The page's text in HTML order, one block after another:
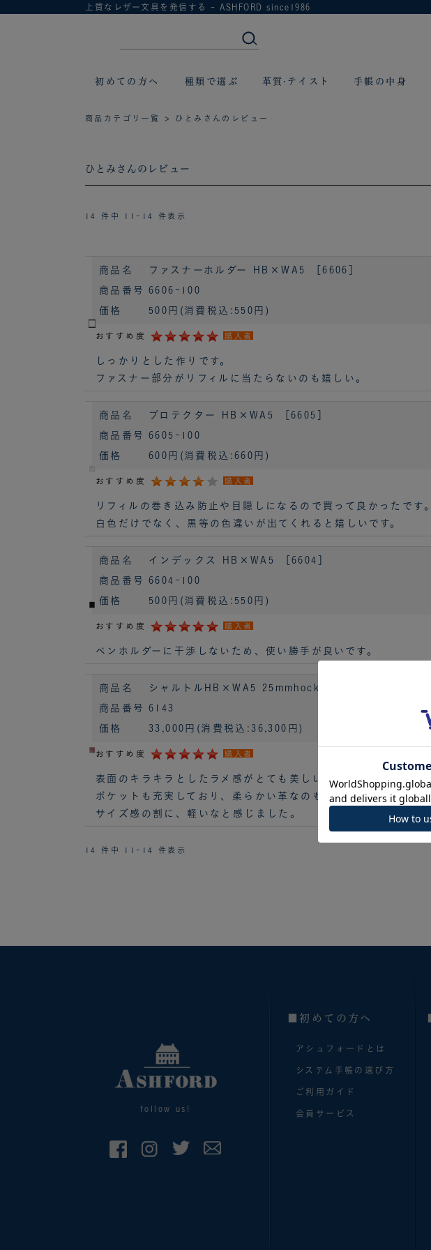
上質なレザー文具を発信する - ASHFORD since1986
初めての方へ 種類で選ぶ 革質·テイスト 手帳の中身
商品カテゴリ一覧 > ひとみさんのレビュー
ひとみさんのレビュー
14 件中 11-14 件表示
商品名 ファスナーホルダー HB×WA5 ［6606］
商品番号 6606-100
価格 500円 (消費税込:550円)
おすすめ度 購入者
しっかりとした作りです。
ファスナー部分がリフィルに当たらないのも嬉しい。
商品名 プロテクター HB×WA5 ［6605］
商品番号 6605-100
価格 600円 (消費税込:660円)
おすすめ度 購入者
リフィルの巻き込み防止や目隠しになるので買って良かったです。
白色だけでなく、黒等の色違いが出てくれると嬉しいです。
商品名 インデックス HB×WA5 ［6604］
商品番号 6604-100
価格 500円 (消費税込:550円)
おすすめ度 購入者
ペンホルダーに干渉しないため、使い勝手が良いです。
商品名 シャルトルHB×WA5 25mmhock ［6143］
商品番号 6143
価格 33,000円 (消費税込:36,300円)
おすすめ度 購入者
表面のキラキラとしたラメ感がとても美しいです。
ポケットも充実しており、柔らかい革なのもあって扱いやすく
サイズ感の割に、軽いなと感じました。
14 件中 11-14 件表示
follow us!
■初めての方へ
アシュフォードとは
システム手帳の選び方
ご利用ガイド
会員サービス